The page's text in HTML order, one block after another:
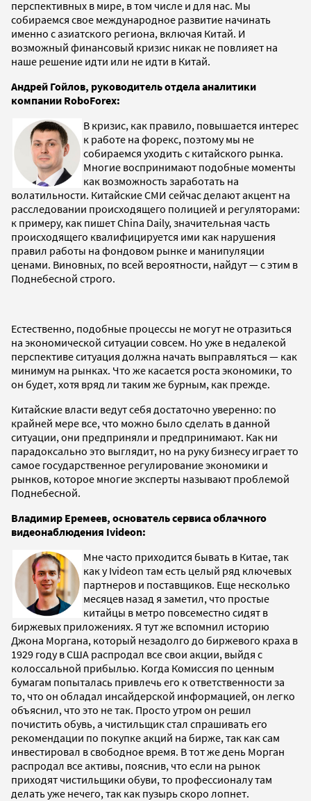
перспективных в мире, в том числе и для нас. Мы
собираемся свое международное развитие начинать
именно с азиатского региона, включая Китай. И
возможный финансовый кризис никак не повлияет на
наше решение идти или не идти в Китай.
Андрей Гойлов, руководитель отдела аналитики
компании RoboForex:
В кризис, как правило, повышается интерес
к работе на форекс, поэтому мы не
собираемся уходить с китайского рынка.
Многие воспринимают подобные моменты
как возможность заработать на
волатильности. Китайские СМИ сейчас делают акцент на
расследовании происходящего полицией и регуляторами:
к примеру, как пишет China Daily, значительная часть
происходящего квалифицируется ими как нарушения
правил работы на фондовом рынке и манипуляции
ценами. Виновных, по всей вероятности, найдут — с этим в
Поднебесной строго.
Естественно, подобные процессы не могут не отразиться
на экономической ситуации совсем. Но уже в недалекой
перспективе ситуация должна начать выправляться — как
минимум на рынках. Что же касается роста экономики, то
он будет, хотя вряд ли таким же бурным, как прежде.
Китайские власти ведут себя достаточно уверенно: по
крайней мере все, что можно было сделать в данной
ситуации, они предприняли и предпринимают. Как ни
парадоксально это выглядит, но на руку бизнесу играет то
самое государственное регулирование экономики и
рынков, которое многие эксперты называют проблемой
Поднебесной.
Владимир Еремеев, основатель сервиса облачного
видеонаблюдения Ivideon:
Мне часто приходится бывать в Китае, так
как у Ivideon там есть целый ряд ключевых
партнеров и поставщиков. Еще несколько
месяцев назад я заметил, что простые
китайцы в метро повсеместно сидят в
биржевых приложениях. Я тут же вспомнил историю
Джона Моргана, который незадолго до биржевого краха в
1929 году в США распродал все свои акции, выйдя с
колоссальной прибылью. Когда Комиссия по ценным
бумагам попыталась привлечь его к ответственности за
то, что он обладал инсайдерской информацией, он легко
объяснил, что это не так. Просто утром он решил
почистить обувь, а чистильщик стал спрашивать его
рекомендации по покупке акций на бирже, так как сам
инвестировал в свободное время. В тот же день Морган
распродал все активы, пояснив, что если на рынок
приходят чистильщики обуви, то профессионалу там
делать уже нечего, так как пузырь скоро лопнет.